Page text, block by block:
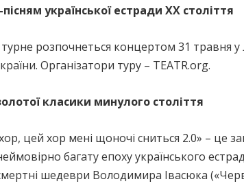
української естради XX століття
розпочнеться концертом 31 травня у
Організатори туру – TEATR.org.
класики минулого століття
цей хор мені щоночі сниться 2.0» – це
багату епоху українського
шедеври Володимира Івасюка